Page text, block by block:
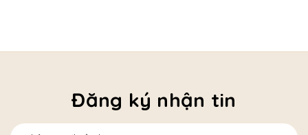
Đăng ký nhận tin